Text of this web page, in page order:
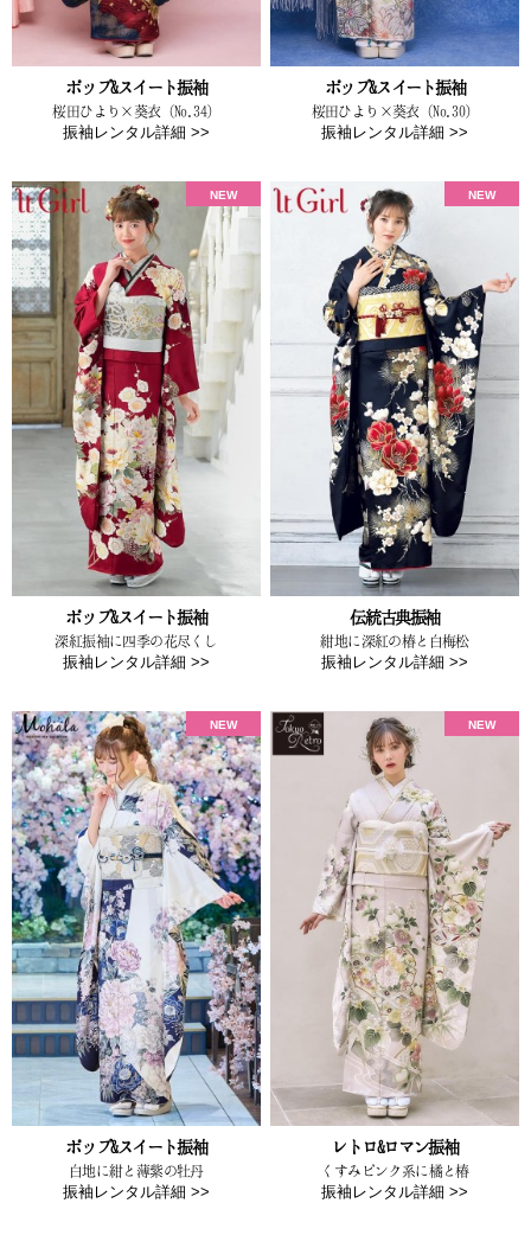
ポップ&スイート振袖
桜田ひより×葵衣（No.34）
振袖レンタル詳細 >>
ポップ&スイート振袖
桜田ひより×葵衣（No.30）
振袖レンタル詳細 >>
ポップ&スイート振袖
深紅振袖に四季の花尽くし
振袖レンタル詳細 >>
伝統古典振袖
紺地に深紅の椿と白梅松
振袖レンタル詳細 >>
ポップ&スイート振袖
白地に紺と薄紫の牡丹
振袖レンタル詳細 >>
レトロ&ロマン振袖
くすみピンク系に橘と椿
振袖レンタル詳細 >>